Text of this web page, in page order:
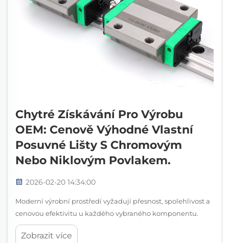
Chytré Získávání Pro Výrobu
OEM: Cenově Výhodné Vlastní
Posuvné Lišty S Chromovým
Nebo Niklovým Povlakem.
2026-02-20 14:34:00
Moderní výrobní prostředí vyžadují přesnost, spolehlivost a
cenovou efektivitu u každého vybraného komponentu.
Pokud jde o systémy lineárního pohybu, posuvné lišty
představují kritický prvek infrastruktury, který přímo
Zobrazit více